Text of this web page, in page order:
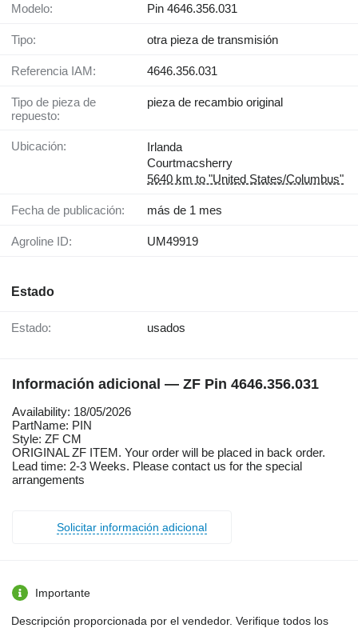
Modelo: Pin 4646.356.031
Tipo: otra pieza de transmisión
Referencia IAM: 4646.356.031
Tipo de pieza de
repuesto:
pieza de recambio original
Ubicación:
Irlanda
Courtmacsherry
5640 km to "United States/Columbus"
Fecha de publicación: más de 1 mes
Agroline ID: UM49919
Estado
Estado: usados
Información adicional — ZF Pin 4646.356.031
Availability: 18/05/2026
PartName: PIN
Style: ZF CM
ORIGINAL ZF ITEM. Your order will be placed in back order.
Lead time: 2-3 Weeks. Please contact us for the special
arrangements
Solicitar información adicional
Importante
Descripción proporcionada por el vendedor. Verifique todos los